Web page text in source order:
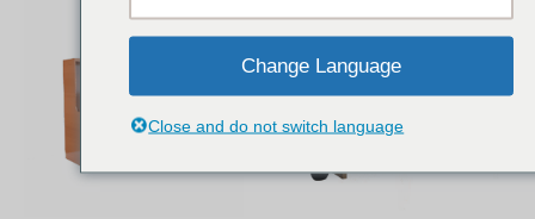
Change Language
Close and do not switch language